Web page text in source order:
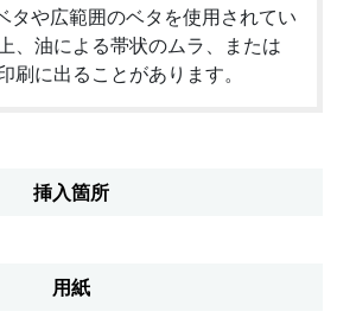
タや広範囲のベタを使用されてい
、油による帯状のムラ、または
刷に出ることがあります。
挿入箇所
用紙